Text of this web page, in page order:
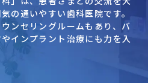
の通いやすい歯科医院です。
ンセリングルームもあり、バ
インプラント治療にも力を入